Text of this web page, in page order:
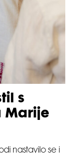
s
Marije
nastavilo se i